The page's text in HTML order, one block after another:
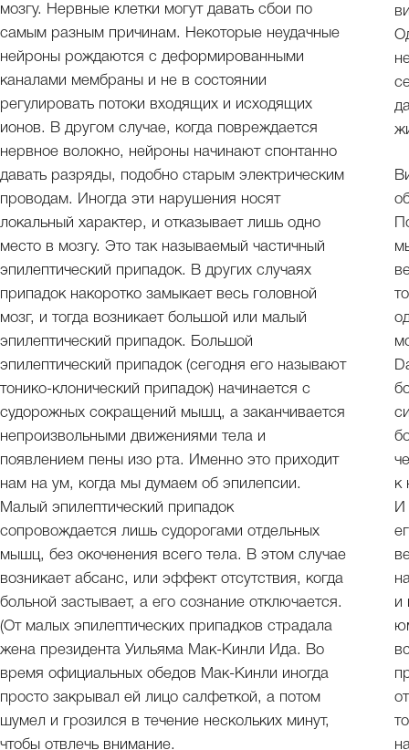
мозгу. Нервные клетки могут давать сбои по
самым разным причинам. Некоторые неудачные
нейроны рождаются с деформированными
каналами мембраны и не в состоянии
регулировать потоки входящих и исходящих
ионов. В другом случае, когда повреждается
нервное волокно, нейроны начинают спонтанно
давать разряды, подобно старым электрическим
проводам. Иногда эти нарушения носят
локальный характер, и отказывает лишь одно
место в мозгу. Это так называемый частичный
эпилептический припадок. В других случаях
припадок накоротко замыкает весь головной
мозг, и тогда возникает большой или малый
эпилептический припадок. Большой
эпилептический припадок (сегодня его называют
тонико-клонический припадок) начинается с
судорожных сокращений мышц, а заканчивается
непроизвольными движениями тела и
появлением пены изо рта. Именно это приходит
нам на ум, когда мы думаем об эпилепсии.
Малый эпилептический припадок
сопровождается лишь судорогами отдельных
мышц, без окоченения всего тела. В этом случае
возникает абсанс, или эффект отсутствия, когда
больной застывает, а его сознание отключается.
(От малых эпилептических припадков страдала
жена президента Уильяма Мак-Кинли Ида. Во
время официальных обедов Мак-Кинли иногда
просто закрывал ей лицо салфеткой, а потом
шумел и грозился в течение нескольких минут,
чтобы отвлечь внимание.
к
И
и